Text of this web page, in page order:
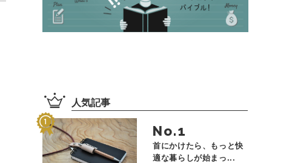
人気記事
No.
首にかけたら、もっと快
適な暮らしが始まっ...